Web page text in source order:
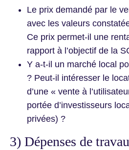
Le prix demandé par le
avec les valeurs
Ce prix permet-il une
rapport à l’objectif de la
Y a-t-il un marché local
? Peut-il intéresser le
d’une « vente à
portée d’investisseurs
privées) ?
3) Dépenses de